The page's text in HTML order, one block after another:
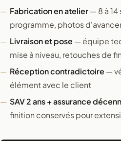
Fabrication en atelier— 8 à
programme, photos
Livraison et pose — équipe
mise à niveau, retouches de
Réception contradictoire —
élément avec le client
SAV 2 ans + assurance
finition conservés pour